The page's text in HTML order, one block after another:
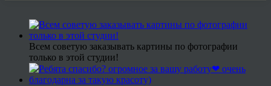
Всем советую заказывать картины по фотографии
только в этой студии!